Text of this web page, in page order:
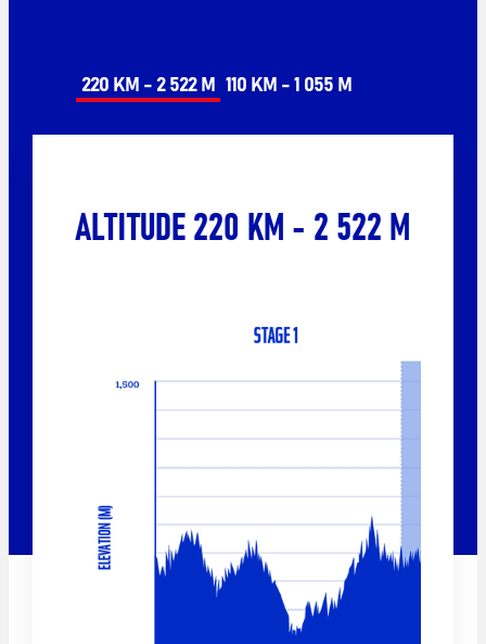
220 KM - 2 522 M 110 KM - 1 055 M
ALTITUDE 220 KM - 2 522 M